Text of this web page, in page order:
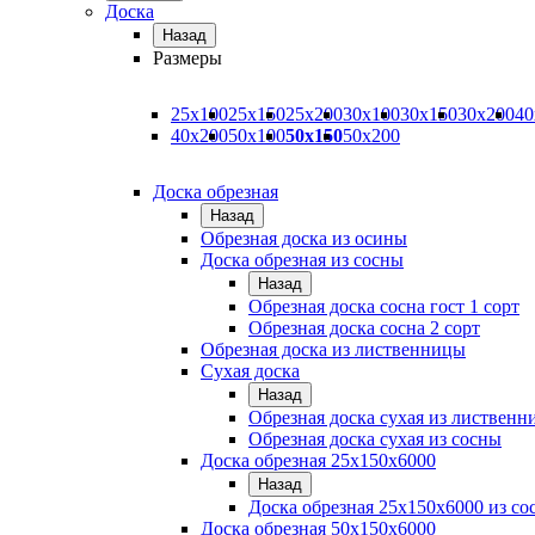
Доска
Назад
Размеры
25х10025х15025х20030х10030х15030х200
40х20050х10050х15050х200
Доска обрезная
Назад
Обрезная доска из осины
Доска обрезная из сосны
Назад
Обрезная доска сосна гост 1 сорт
Обрезная доска сосна 2 сорт
Обрезная доска из лиственницы
Сухая доска
Назад
Обрезная доска сухая из
Обрезная доска сухая из сосны
Доска обрезная 25х150х6000
Назад
Доска обрезная 25x150x6000 из
Доска обрезная 50х150х6000